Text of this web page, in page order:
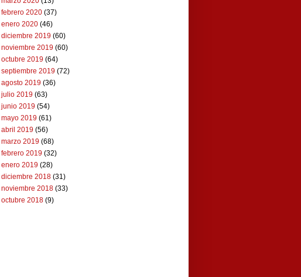
febrero 2020 (37)
enero 2020 (46)
diciembre 2019 (60)
noviembre 2019 (60)
octubre 2019 (64)
septiembre 2019 (72)
agosto 2019 (36)
julio 2019 (63)
junio 2019 (54)
mayo 2019 (61)
abril 2019 (56)
marzo 2019 (68)
febrero 2019 (32)
enero 2019 (28)
diciembre 2018 (31)
noviembre 2018 (33)
octubre 2018 (9)